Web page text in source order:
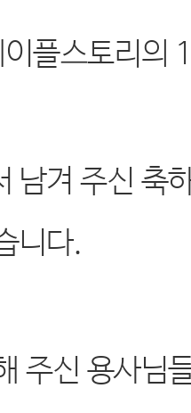
플스토리의
남겨 주신 축
니다.
주신 용사님